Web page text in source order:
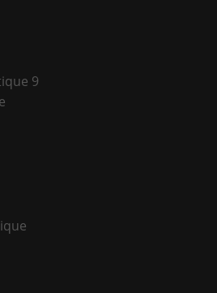
9